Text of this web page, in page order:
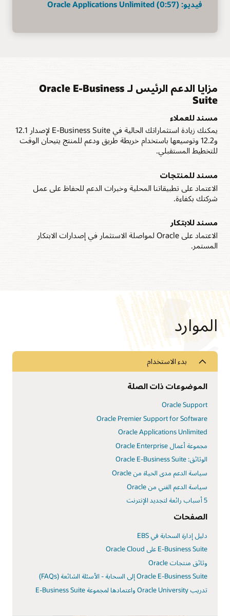
فيديو: Oracle Applications Unlimited (0:57)
مزايا الدعم الرئيس لـ Oracle E-Business
Suite
مسند للعملاء
يمكنك زيادة استثماراتك الحالية في E-Business Suite لإصدار 12.1
و12.2 وتوسيعها باستخدام خريطة طريق ودعم للمنتج يتيحان الوقت
للتخطيط المستقبلي.
مسند للمنتجات
الاعتماد على تطبيقاتنا المحلية وخبرات الدعم للحفاظ على عمل
شركتك بكفاءة.
مسند للابتكار
الاعتماد على Oracle لمواصلة الاستثمار في إصدارات الابتكار
المستمر.
الموارد
بدء الاستخدام
الموضوعات ذات الصلة
Oracle Support
Oracle Premier Support for Software‏
Oracle Applications Unlimited
مجموعة أعمال Oracle Enterprise
الوثائق: Oracle E-Business Suite
سياسة الدعم مدى الحياة من Oracle
سياسة الدعم الفني من Oracle
5 أسباب رائعة لتجديد الإنترنت
الصفحات
دليل إدارة السحابة في EBS
E-Business Suite على Oracle Cloud
وثائق منتجات Oracle
تدريب Oracle University واعتمادها لمجموعة E-Business Suite